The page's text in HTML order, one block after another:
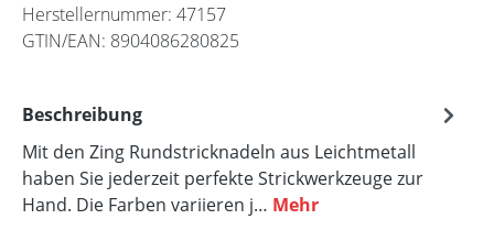
Herstellernummer: 47157
GTIN/EAN: 8904086280825
Beschreibung
Mit den Zing Rundstricknadeln aus Leichtmetall
haben Sie jederzeit perfekte Strickwerkzeuge zur
Hand. Die Farben variieren j… Mehr